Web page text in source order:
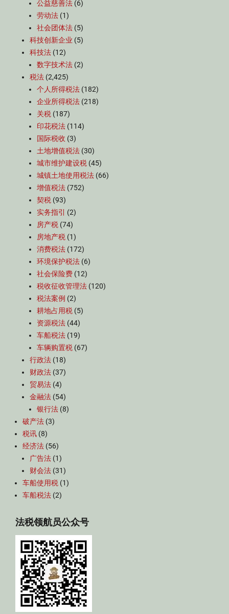
公益慈善法 (6)
劳动法 (1)
社会团体法 (5)
科技创新企业 (5)
科技法 (12)
数字技术法 (2)
税法 (2,425)
个人所得税法 (182)
企业所得税法 (218)
关税 (187)
印花税法 (114)
国际税收 (3)
土地增值税法 (30)
城市维护建设税 (45)
城镇土地使用税法 (66)
增值税法 (752)
契税 (93)
实务指引
(2)
房产税 (74)
房地产税 (1)
消费税法 (172)
环境保护税法 (6)
社会保险费 (12)
税收征收管理法 (120)
税法案例 (2)
耕地占用税 (5)
资源税法 (44)
车船税法 (19)
车辆购置税 (67)
行政法 (18)
财政法 (37)
贸易法 (4)
金融法 (54)
银行法 (8)
破产法 (3)
税讯 (8)
经济法 (56)
广告法 (1)
财会法 (31)
车船使用税 (1)
车船税法 (2)
法税领航员公众号